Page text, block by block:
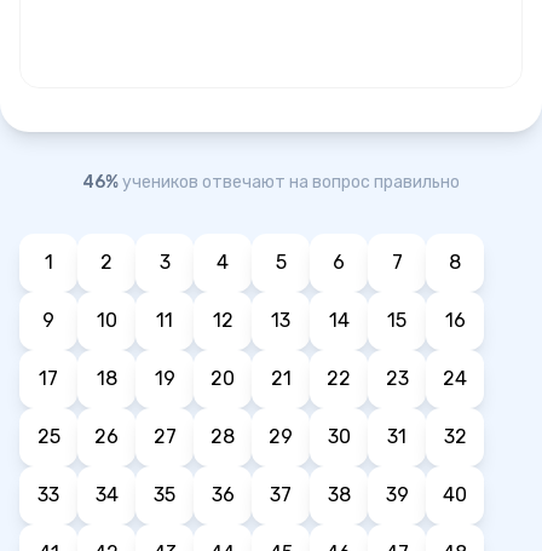
46%учеников отвечают на вопрос правильно
1 2 3 4 5 6 7 8
9 10 11 12 13 14 15 16
17 18 19 20 21 22 23 24
25 26 27 28 29 30 31 32
33 34 35 36 37 38 39 40